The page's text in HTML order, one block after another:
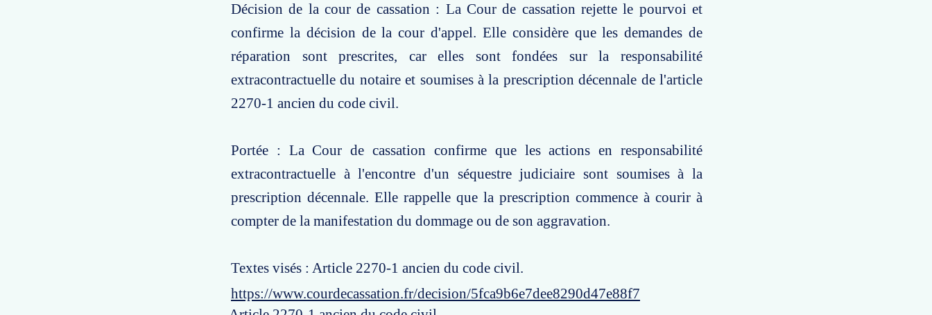
Décision de la cour de cassation : La Cour de cassation rejette le pourvoi et
confirme la décision de la cour d'appel. Elle considère que les demandes de
réparation sont prescrites, car elles sont fondées sur la responsabilité
extracontractuelle du notaire et soumises à la prescription décennale de l'article
2270-1 ancien du code civil.
Portée : La Cour de cassation confirme que les actions en responsabilité
extracontractuelle à l'encontre d'un séquestre judiciaire sont soumises à la
prescription décennale. Elle rappelle que la prescription commence à courir à
compter de la manifestation du dommage ou de son aggravation.
Textes visés : Article 2270-1 ancien du code civil.
https://www.courdecassation.fr/decision/5fca9b6e7dee8290d47e88f7